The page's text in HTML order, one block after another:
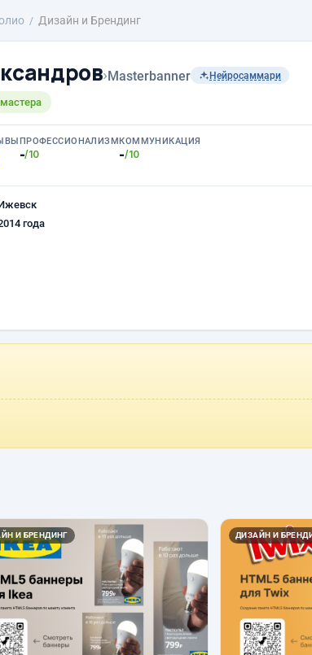
Дизайн и Брендинг
›Masterbanner Нейросаммари
ПРОФЕССИОНАЛИЗМ
-/10
КОММУНИКАЦИЯ
-/10
года
И БРЕНДИНГ ДИЗАЙН И